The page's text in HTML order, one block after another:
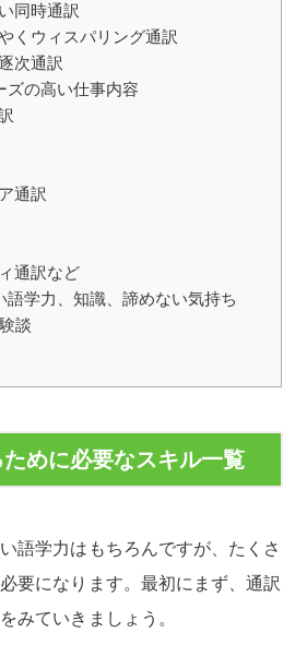
同時通訳
くウィスパリング通訳
次通訳
ズの高い仕事内容
通訳
通訳など
語学力、知識、諦めない気持ち
談
めに必要なスキル一覧
語学力はもちろんですが、たくさ
要になります。最初にまず、通訳
みていきましょう。